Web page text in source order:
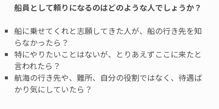
船員として頼りになるのはどのような人でしょうか？
船に乗せてくれと志願してきた人が、船の行き先を知
らなかったら？
特にやりたいことはないが、とりあえずここに来たと
言われたら？
航海の行き先や、難所、自分の役割ではなく、待遇ば
かり気にしていたら？